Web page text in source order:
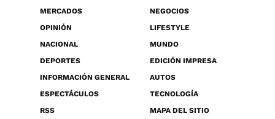
MERCADOS
NEGOCIOS
OPINIÓN
LIFESTYLE
NACIONAL
MUNDO
DEPORTES
EDICIÓN IMPRESA
INFORMACIÓN GENERAL
AUTOS
ESPECTÁCULOS
TECNOLOGÍA
RSS
MAPA DEL SITIO